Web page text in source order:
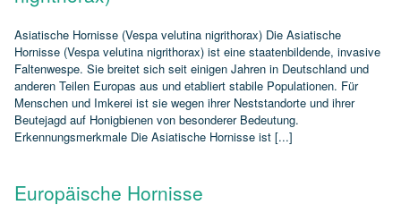
Asiatische Hornisse (Vespa velutina nigrithorax) Die Asiatische
Hornisse (Vespa velutina nigrithorax) ist eine staatenbildende, invasive
Faltenwespe. Sie breitet sich seit einigen Jahren in Deutschland und
anderen Teilen Europas aus und etabliert stabile Populationen. Für
Menschen und Imkerei ist sie wegen ihrer Neststandorte und ihrer
Beutejagd auf Honigbienen von besonderer Bedeutung.
Erkennungsmerkmale Die Asiatische Hornisse ist [...]
Europäische Hornisse